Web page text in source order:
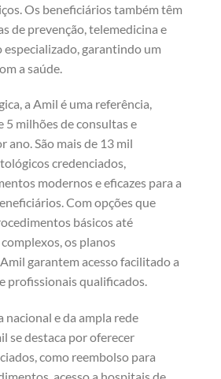
Os beneficiários também têm
de prevenção, telemedicina e
garantindo um
a saúde.
a Amil é uma referência,
5 milhões de consultas e
ano. São mais de 13 mil
credenciados,
modernos e eficazes para a
Com opções que
básicos até
os planos
garantem acesso facilitado a
profissionais qualificados.
e da ampla rede
se destaca por oferecer
como reembolso para